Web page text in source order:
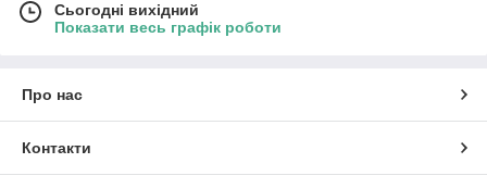
Сьогодні вихідний
Показати весь графік роботи
Про нас
Контакти